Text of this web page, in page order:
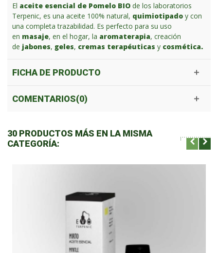
El aceite esencial de Pomelo BIO de los laboratorios
Terpenic, es una aceite 100% natural, quimiotipado y con
una completa trazabilidad. Es perfecto para su uso
en masaje, en el hogar, la aromaterapia, creación
de jabones, geles, cremas terapéuticas y cosmética.
FICHA DE PRODUCTO
COMENTARIOS(0)
30 PRODUCTOS MÁS EN LA MISMA
CATEGORÍA: